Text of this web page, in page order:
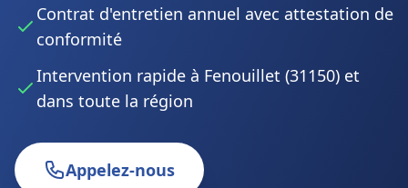
Contrat d'entretien annuel avec attestation de
conformité
Intervention rapide à Fenouillet (31150) et
dans toute la région
Appelez-nous